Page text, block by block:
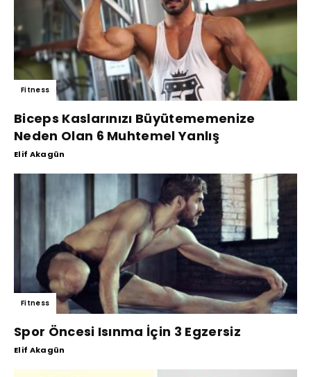
Fitness
Biceps Kaslarınızı Büyütememenize
Neden Olan 6 Muhtemel Yanlış
Elif Akagün
Fitness
Spor Öncesi Isınma İçin 3 Egzersiz
Elif Akagün